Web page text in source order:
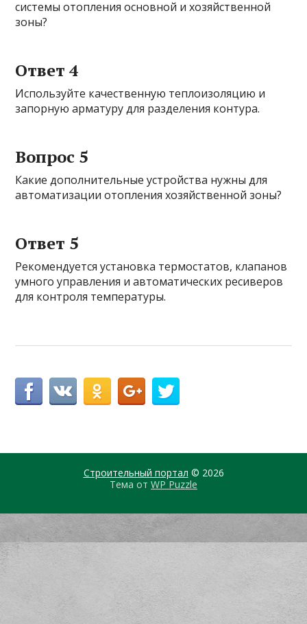
системы отопления основной и хозяйственной
зоны?
Ответ 4
Используйте качественную теплоизоляцию и
запорную арматуру для разделения контура.
Вопрос 5
Какие дополнительные устройства нужны для
автоматизации отопления хозяйственной зоны?
Ответ 5
Рекомендуется установка термостатов, клапанов
умного управления и автоматических ресиверов
для контроля температуры.
Строительный портал © 2026
Тема от WP Puzzle